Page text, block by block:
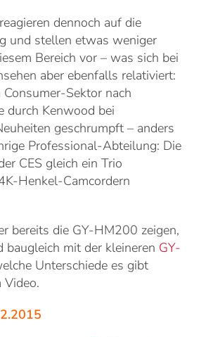
dennoch auf die
und stellen etwas weniger
Bereich vor – was sich bei
aber ebenfalls relativiert:
Sektor nach
durch Kenwood bei
geschrumpft – anders
Professional-Abteilung: Die
CES gleich ein Trio
Henkel-Camcordern
bereits die GY-HM200 zeigen,
baugleich mit der kleineren GY-
Unterschiede es gibt
Video.